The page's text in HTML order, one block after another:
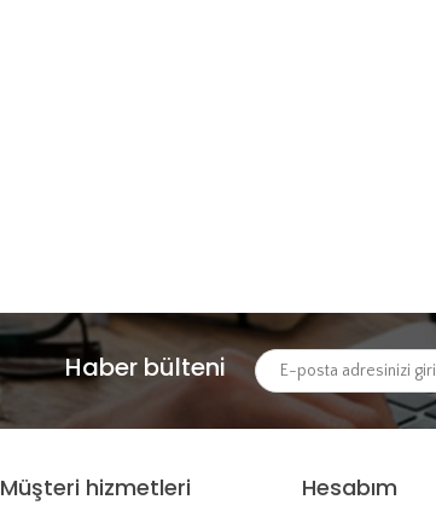
Haber bülteni
Müşteri hizmetleri Hesabım